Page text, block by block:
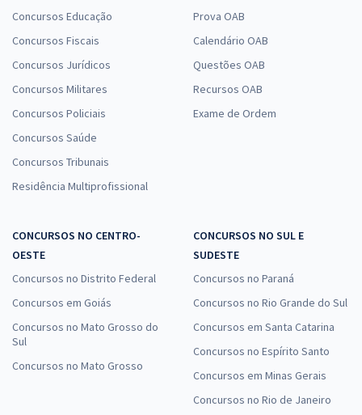
Concursos Educação
Concursos Fiscais
Concursos Jurídicos
Concursos Militares
Concursos Policiais
Concursos Saúde
Concursos Tribunais
Residência Multiprofissional
Prova OAB
Calendário OAB
Questões OAB
Recursos OAB
Exame de Ordem
CONCURSOS NO CENTRO-
OESTE
Concursos no Distrito Federal
Concursos em Goiás
Concursos no Mato Grosso do
Sul
Concursos no Mato Grosso
CONCURSOS NO SUL E
SUDESTE
Concursos no Paraná
Concursos no Rio Grande do Sul
Concursos em Santa Catarina
Concursos no Espírito Santo
Concursos em Minas Gerais
Concursos no Rio de Janeiro